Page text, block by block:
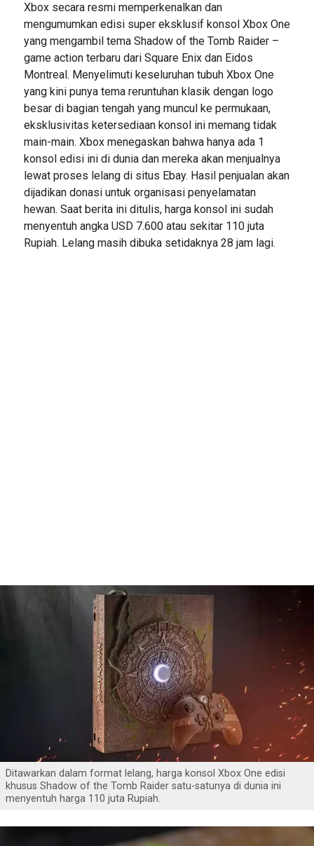
Xbox secara resmi memperkenalkan dan
mengumumkan edisi super eksklusif konsol Xbox One
yang mengambil tema Shadow of the Tomb Raider –
game action terbaru dari Square Enix dan Eidos
Montreal. Menyelimuti keseluruhan tubuh Xbox One
yang kini punya tema reruntuhan klasik dengan logo
besar di bagian tengah yang muncul ke permukaan,
eksklusivitas ketersediaan konsol ini memang tidak
main-main. Xbox menegaskan bahwa hanya ada 1
konsol edisi ini di dunia dan mereka akan menjualnya
lewat proses lelang di situs Ebay. Hasil penjualan akan
dijadikan donasi untuk organisasi penyelamatan
hewan. Saat berita ini ditulis, harga konsol ini sudah
menyentuh angka USD 7.600 atau sekitar 110 juta
Rupiah. Lelang masih dibuka setidaknya 28 jam lagi.
Ditawarkan dalam format lelang, harga konsol Xbox One edisi
khusus Shadow of the Tomb Raider satu-satunya di dunia ini
menyentuh harga 110 juta Rupiah.